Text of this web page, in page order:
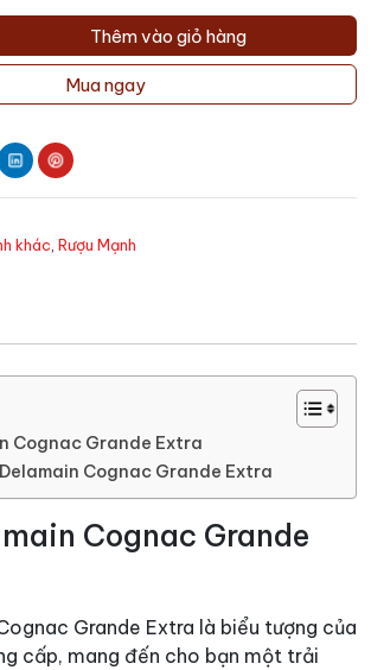
Thêm vào giỏ hàng
Mua ngay
khác, Rượu Mạnh
Cognac Grande Extra
Cognac Grande Extra
Cognac Grande
Grande Extra là biểu tượng của
cấp, mang đến cho bạn một trải